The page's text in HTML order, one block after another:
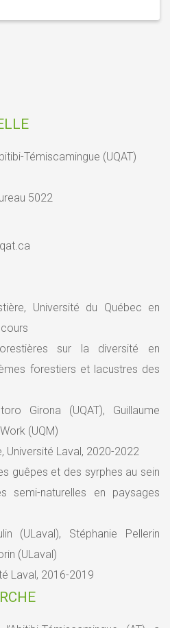
Témiscamingue (UQAT)
5022
Université du Québec en
sur la diversité en
forestiers et lacustres des
Girona (UQAT), Guillaume
(UQM)
Université Laval, 2020-2022
guêpes et des syrphes au sein
semi-naturelles en paysages
(ULaval), Stéphanie Pellerin
(ULaval)
Laval, 2016-2019